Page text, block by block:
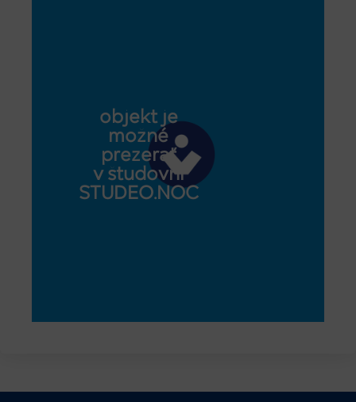
objekt je
možné
prezerať
v študovni
STUDEO.NOC